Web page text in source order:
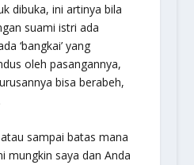
dibuka, ini artinya bila
suami istri ada
‘bangkai’ yang
oleh pasangannya,
bisa berabeh,
sampai batas mana
mungkin saya dan Anda